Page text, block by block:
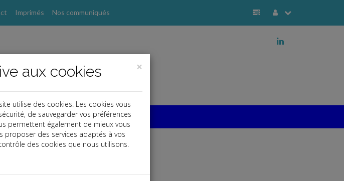
Imprimés Nos communiqués
j
×
aux cookies
utilise des cookies. Les cookies vous
de sauvegarder vos préférences
permettent également de mieux vous
proposer des services adaptés à vos
des cookies que nous utilisons.